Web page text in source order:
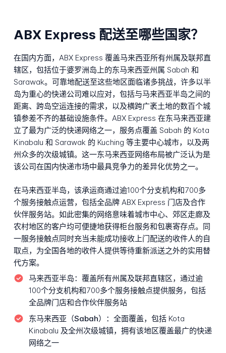
ABX Express 配送至哪些国家？
在国内方面，ABX Express 覆盖马来西亚所有州属及联邦直
辖区，包括位于婆罗洲岛上的东马来西亚州属 Sabah 和
Sarawak。可靠地配送至这些地区面临诸多挑战，许多以半
岛为重心的快递公司难以应对，包括与马来西亚半岛之间的
距离、跨岛空运连接的需求，以及横跨广袤土地的数百个城
镇参差不齐的基础设施条件。ABX Express 在东马来西亚建
立了最为广泛的快递网络之一，服务点覆盖 Sabah 的 Kota
Kinabalu 和 Sarawak 的 Kuching 等主要中心城市，以及两
州众多的次级城镇。这一东马来西亚网络布局被广泛认为是
该公司在国内快递市场中最具竞争力的差异化优势之一。
在马来西亚半岛，该承运商通过逾100个分支机构和700多
个服务接触点运营，包括全品牌 ABX Express 门店及合作
伙伴服务站。如此密集的网络意味着城市中心、郊区走廊及
农村地区的客户均可便捷地获得柜台服务和包裹寄存点。同
一服务接触点同时充当未能成功接收上门配送的收件人的自
取点，为全国各地的收件人提供等待重新派送之外的实用替
代方案。
马来西亚半岛： 覆盖所有州属及联邦直辖区，通过逾
100个分支机构和700多个服务接触点提供服务，包括
全品牌门店和合作伙伴服务站
东马来西亚（Sabah）： 全面覆盖，包括 Kota
Kinabalu 及全州次级城镇，拥有该地区覆盖最广的快递
网络之一